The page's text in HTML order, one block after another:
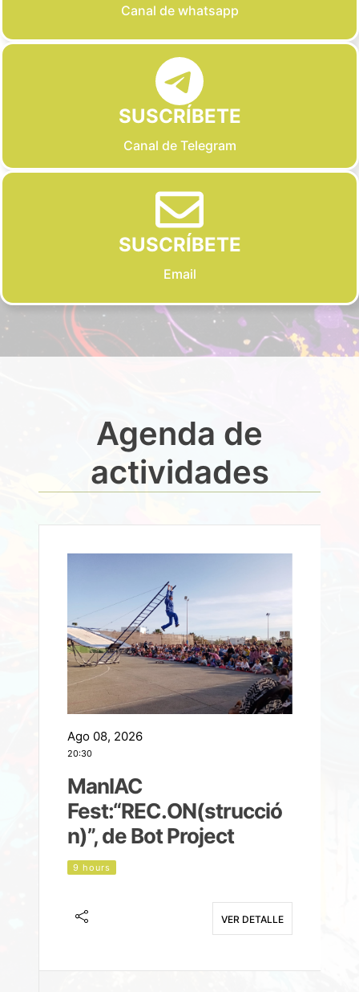
Canal de whatsapp
SUSCRÍBETE
Canal de Telegram
SUSCRÍBETE
Email
Agenda de
actividades
Ago 08, 2026
20:30
ManIAC
Fest:“REC.ON(strucció
n)”, de Bot Project
9 hours
VER DETALLE